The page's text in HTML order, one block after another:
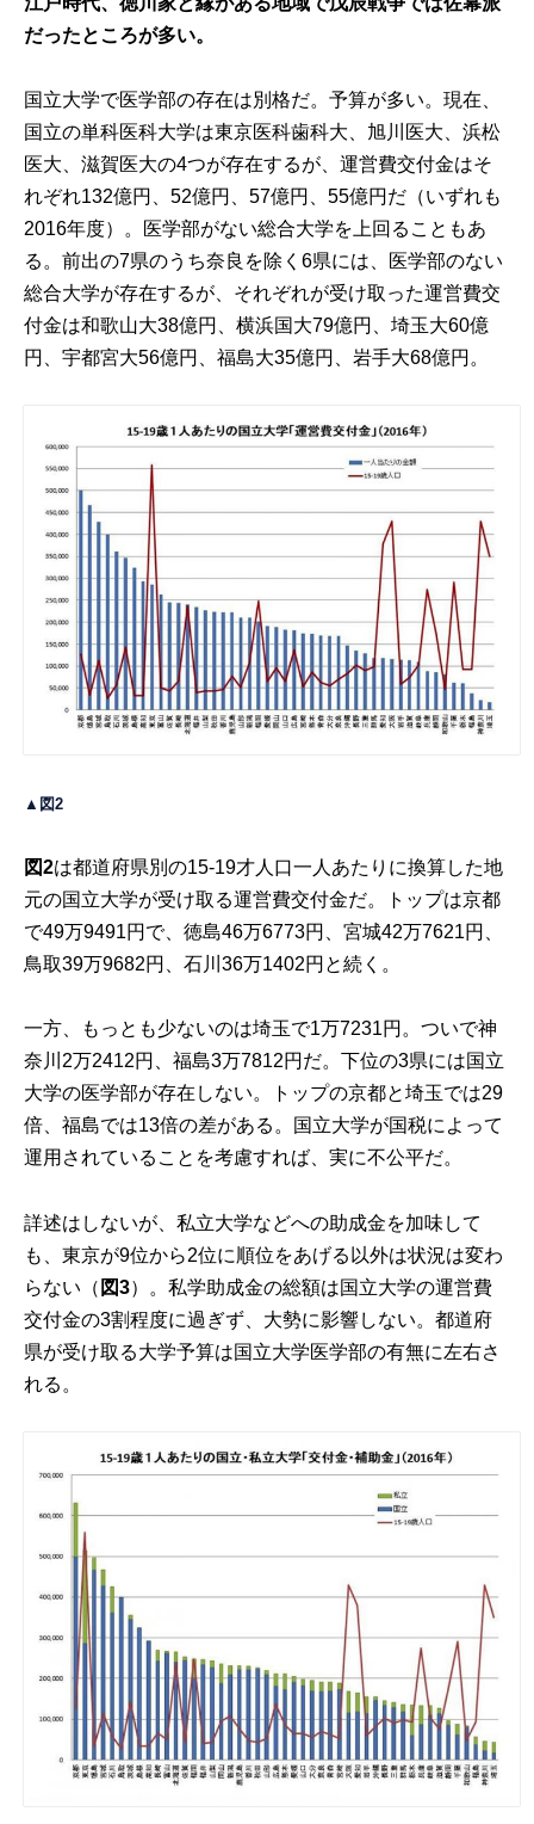
だったところが多い。
国立大学で医学部の存在は別格だ。予算が多い。現在、
国立の単科医科大学は東京医科歯科大、旭川医大、浜松
医大、滋賀医大の4つが存在するが、運営費交付金はそ
れぞれ132億円、52億円、57億円、55億円だ（いずれも
2016年度）。医学部がない総合大学を上回ることもあ
る。前出の7県のうち奈良を除く6県には、医学部のない
総合大学が存在するが、それぞれが受け取った運営費交
付金は和歌山大38億円、横浜国大79億円、埼玉大60億
円、宇都宮大56億円、福島大35億円、岩手大68億円。
▲図2
図2は都道府県別の15-19才人口一人あたりに換算した地
元の国立大学が受け取る運営費交付金だ。トップは京都
で49万9491円で、徳島46万6773円、宮城42万7621円、
鳥取39万9682円、石川36万1402円と続く。
一方、もっとも少ないのは埼玉で1万7231円。ついで神
奈川2万2412円、福島3万7812円だ。下位の3県には国立
大学の医学部が存在しない。トップの京都と埼玉では29
倍、福島では13倍の差がある。国立大学が国税によって
運用されていることを考慮すれば、実に不公平だ。
詳述はしないが、私立大学などへの助成金を加味して
も、東京が9位から2位に順位をあげる以外は状況は変わ
らない（ 図3）。私学助成金の総額は国立大学の運営費
交付金の3割程度に過ぎず、大勢に影響しない。都道府
県が受け取る大学予算は国立大学医学部の有無に左右さ
れる。